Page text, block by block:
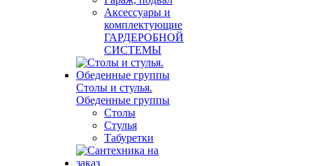
Аксессуары и
комплектующие
ГАРДЕРОБНОЙ
СИСТЕМЫ
Столы и стулья.
Обеденные группы
Столы
Стулья
Табуретки